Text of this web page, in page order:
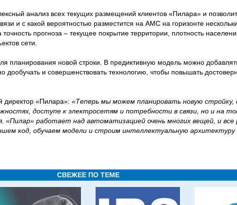
анализ всех текущих размещений клиентов «Пилара» и позволит
и с какой вероятностью разместится на АМС на горизонте
прогноза – текущее покрытие территории, плотность
сети.
планирования новой строки. В предиктивную модель можно
и совершенствовать технологию, чтобы повышать
директор «Пилара»: «Теперь мы можем планировать новую стройку,
доступе к электросетям и потребности в связи, но и на
«Пилар» работает над автоматизацией очень многих вещей, и все
код, обучаем модели и строим интеллектуальную архитектуру
СВЕЖЕЕ ПО ТЕМЕ